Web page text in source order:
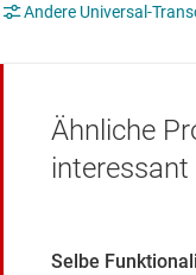
Andere Universal-
Ähnliche
Selbe